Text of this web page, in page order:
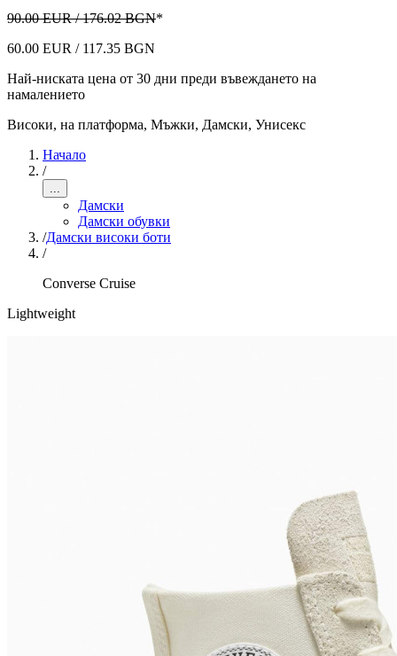
90.00 EUR / 176.02 BGN*
60.00 EUR / 117.35 BGN
Най-ниската цена от 30 дни преди въвеждането на
намалението
Високи, на платформа, Мъжки, Дамски, Унисекс
Начало
/
...
Дамски
Дамски обувки
/Дамски високи боти
/
Converse Cruise
Lightweight